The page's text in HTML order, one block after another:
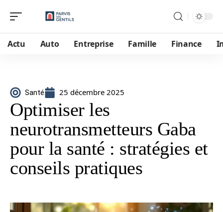
Actu Auto Entreprise Famille Finance
Santé 25 décembre 2025
Optimiser les
neurotransmetteurs Gaba
pour la santé : stratégies et
conseils pratiques